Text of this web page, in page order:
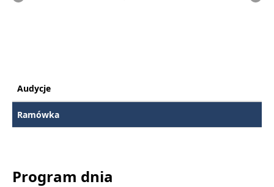
Audycje
Ramówka
Program dnia